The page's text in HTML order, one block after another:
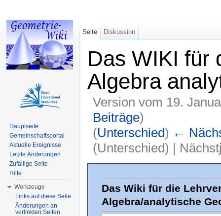
Das WIKI für
Algebra
Version vom 19.
Beiträge)
(Unterschied) ←
(Unterschied) |
Das Wiki für die
Algebra/analytische
Seite Diskussion
Hauptseite
Gemeinschaftsportal
Aktuelle Ereignisse
Letzte Änderungen
Zufällige Seite
Hilfe
Werkzeuge
Links auf diese Seite
Änderungen an
verlinkten Seiten